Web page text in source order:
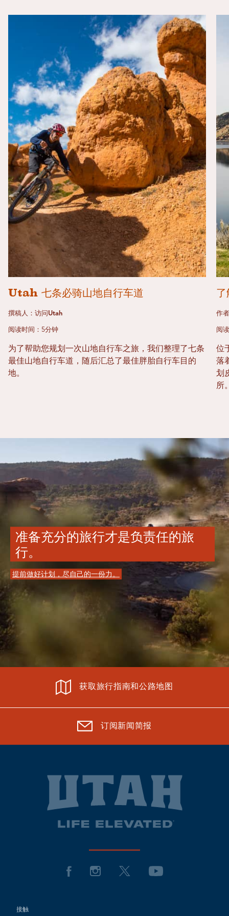
Utah 七条必骑山地自行车道
撰稿人：访问Utah
阅读时间：5分钟
为了帮助您规划一次山地自行车之旅，我们整理了七条
最佳山地自行车道，随后汇总了最佳胖胎自行车目的
地。
作
阅
位
落
划
所
准备充分的旅行才是负责任的旅
行。
提前做好计划，尽自己的一份力。
获取旅行指南和公路地图
订阅新闻简报
接触